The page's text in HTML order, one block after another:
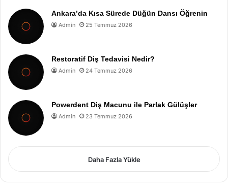
Ankara’da Kısa Sürede Düğün Dansı Öğrenin
Admin 25 Temmuz 2026
Restoratif Diş Tedavisi Nedir?
Admin 24 Temmuz 2026
Powerdent Diş Macunu ile Parlak Gülüşler
Admin 23 Temmuz 2026
Daha Fazla Yükle